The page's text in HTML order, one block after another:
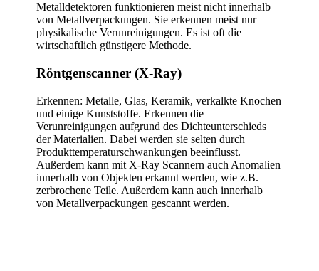
Metalldetektoren funktionieren meist nicht innerhalb
von Metallverpackungen. Sie erkennen meist nur
physikalische Verunreinigungen. Es ist oft die
wirtschaftlich günstigere Methode.
Röntgenscanner (X-Ray)
Erkennen:Metalle, Glas, Keramik, verkalkte Knochen
und einige Kunststoffe. Erkennen die
Verunreinigungen aufgrund des Dichteunterschieds
der Materialien. Dabei werden sie selten durch
Produkttemperaturschwankungen beeinflusst.
Außerdem kann mit X-Ray Scannern auch Anomalien
innerhalb von Objekten erkannt werden, wie z.B.
zerbrochene Teile. Außerdem kann auch innerhalb
von Metallverpackungen gescannt werden.